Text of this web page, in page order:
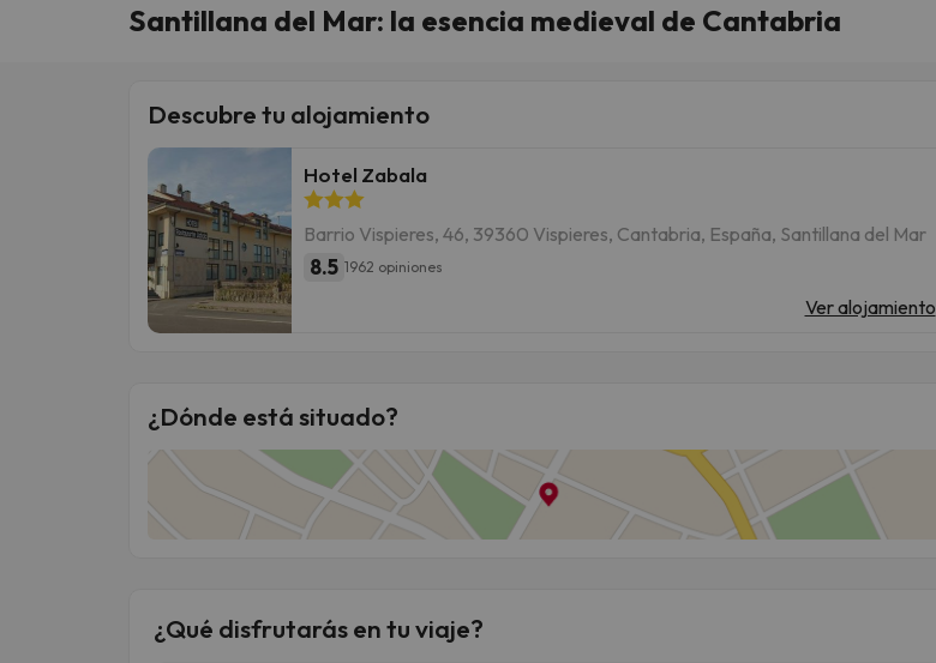
Santillana del Mar: la esencia medieval de Cantabria
Descubre tu alojamiento
Hotel Zabala
Barrio Vispieres, 46, 39360 Vispieres, Cantabria, España, Santillana del Mar
8.5 1962 opiniones
Ver alojamiento
¿Dónde está situado?
¿Qué disfrutarás en tu viaje?